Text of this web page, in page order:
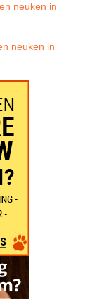
neuken in
neuken in